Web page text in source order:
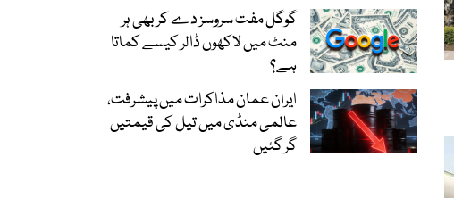
گوگل مفت سروسز دے کر بھی ہر
منٹ میں لاکھوں ڈالر کیسے کماتا
ہے؟
ایران عمان مذاکرات میں پیشرفت،
عالمی منڈی میں تیل کی قیمتیں
گر گئیں